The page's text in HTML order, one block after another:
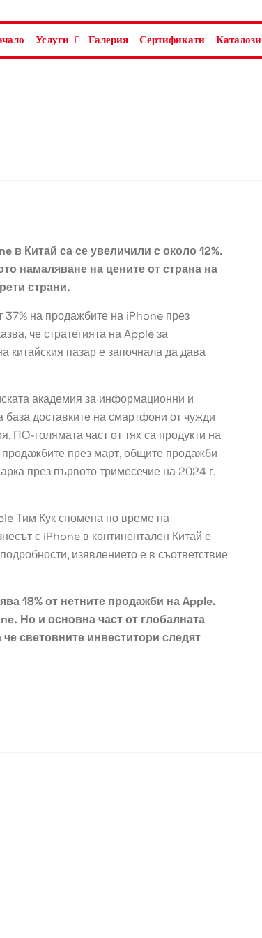
Услуги Галерия Сертификати Каталози
в Китай са се увеличили с около 12%.
намаляване на цените от страна на
страни.
37% на продажбите на iPhone през
че стратегията на Apple за
китайския пазар е започнала да дава
академия за информационни и
доставките на смартфони от чужди
ПО-голямата част от тях са продукти на
през март, общите продажби
през първото тримесечие на 2024 г.
Тим Кук спомена по време на
с iPhone в континентален Китай е
изявлението е в съответствие
18% от нетните продажби на Apple.
Но и основна част от глобалната
световните инвеститори следят